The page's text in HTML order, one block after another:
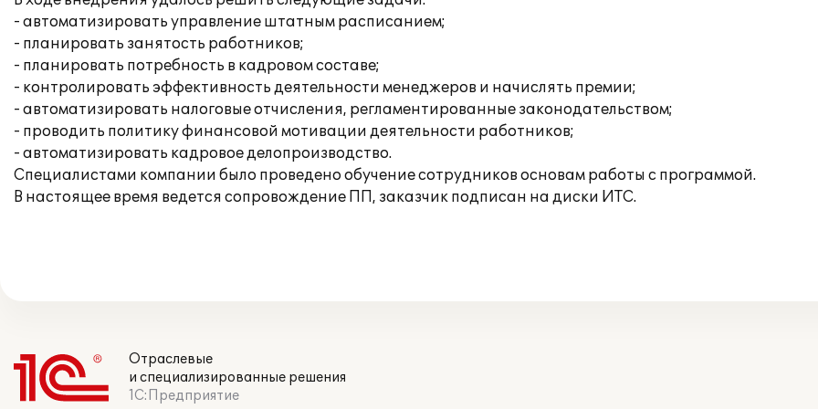
- автоматизировать управление штатным расписанием;
- планировать занятость работников;
- планировать потребность в кадровом составе;
- контролировать эффективность деятельности менеджеров и начислять премии;
- автоматизировать налоговые отчисления, регламентированные законодательством;
- проводить политику финансовой мотивации деятельности работников;
- автоматизировать кадровое делопроизводство.
Специалистами компании было проведено обучение сотрудников основам работы с программой.
В настоящее время ведется сопровождение ПП, заказчик подписан на диски ИТС.
Отраслевые
и специализированные решения
1С:Предприятие